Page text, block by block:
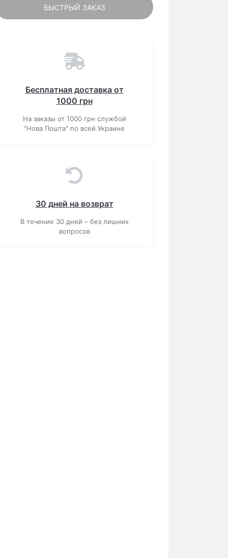
БЫСТРЫЙ ЗАКАЗ
Бесплатная доставка от
1000 грн
На заказы от 1000 грн службой
"Нова Пошта" по всей Украине
30 дней на возврат
В течение 30 дней – без лишних
вопросов